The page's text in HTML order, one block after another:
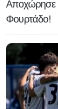
Αποχώρησε
Φουρτάδο!